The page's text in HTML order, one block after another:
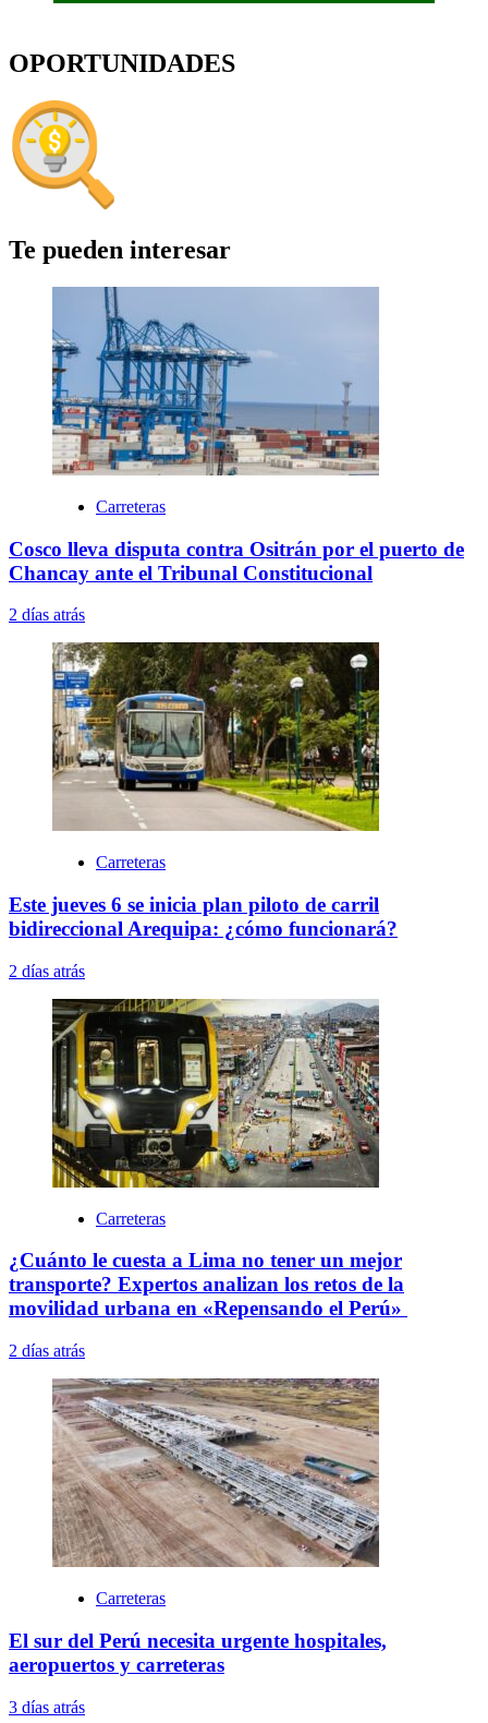
OPORTUNIDADES
Te pueden interesar
Carreteras
Cosco lleva disputa contra Ositrán por el puerto de
Chancay ante el Tribunal Constitucional
2 días atrás
Carreteras
Este jueves 6 se inicia plan piloto de carril
bidireccional Arequipa: ¿cómo funcionará?
2 días atrás
Carreteras
¿Cuánto le cuesta a Lima no tener un mejor
transporte? Expertos analizan los retos de la
movilidad urbana en «Repensando el Perú»
2 días atrás
Carreteras
El sur del Perú necesita urgente hospitales,
aeropuertos y carreteras
3 días atrás